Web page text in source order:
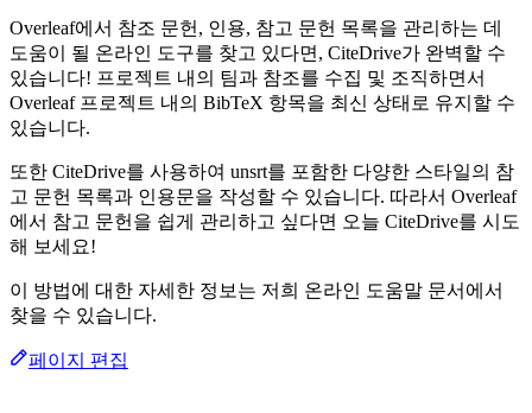
Overleaf에서 참조 문헌, 인용, 참고 문헌 목록을 관리하는 데
도움이 될 온라인 도구를 찾고 있다면, CiteDrive가 완벽할 수
있습니다! 프로젝트 내의 팀과 참조를 수집 및 조직하면서
Overleaf 프로젝트 내의 BibTeX 항목을 최신 상태로 유지할 수
있습니다.
또한 CiteDrive를 사용하여 unsrt를 포함한 다양한 스타일의 참
고 문헌 목록과 인용문을 작성할 수 있습니다. 따라서 Overleaf
에서 참고 문헌을 쉽게 관리하고 싶다면 오늘 CiteDrive를 시도
해 보세요!
이 방법에 대한 자세한 정보는 저희 온라인 도움말 문서에서
찾을 수 있습니다.
페이지 편집